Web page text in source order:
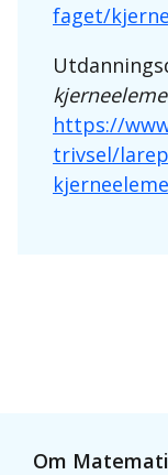
faget/
https://
trivsel/
Om